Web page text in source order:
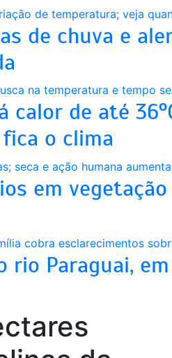
de chuva e
de até
o clima
em
Paraguai,